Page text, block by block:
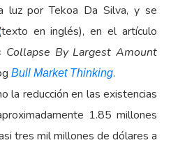
luz por Tekoa Da Silva, y se
en inglés), en el artículo
Collapse By Largest Amount
Bull Market Thinking.
la reducción en las existencias
1.85 millones
tres mil millones de dólares a